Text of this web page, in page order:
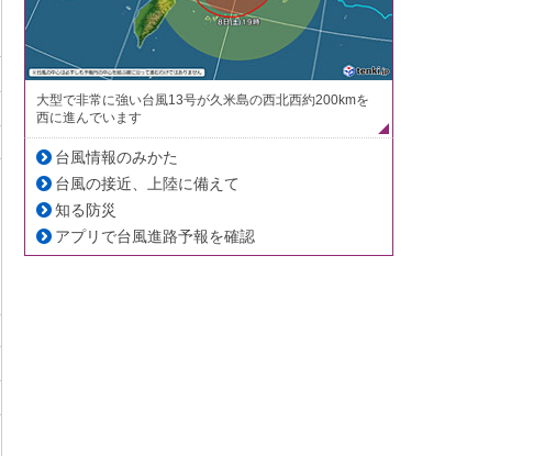
大型で非常に強い台風13号が久米島の西北西約200kmを
西に進んでいます
台風情報のみかた
台風の接近、上陸に備えて
知る防災
アプリで台風進路予報を確認